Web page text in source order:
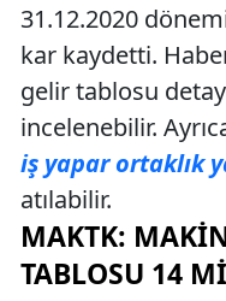
31.12.2020
kar kaydetti.
gelir tablosu
incelenebilir.
iş yapar ortaklık
atılabilir.
MAKTK:
TABLOSU 14